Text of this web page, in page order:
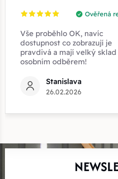
Ověřená
Vše proběhlo OK, navíc
dostupnost co zobrazují je
pravdivá a mají velký sklad
osobním odběrem!
Stanislava
26.02.2026